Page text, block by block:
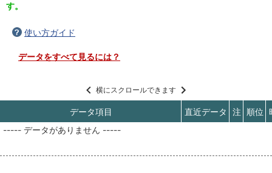
す。
使い方ガイド
データをすべて見るには？
横にスクロールできます
データ項目 直近データ 注 順位
----- データがありません -----